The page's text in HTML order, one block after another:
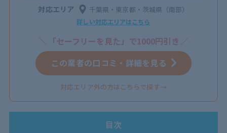
対応エリア 千葉県・東京都・茨城県（南部）
詳しい対応エリアはこちら
「セーフリーを見た」で1000円引き
この業者の口コミ・詳細を見る
対応エリア外の方はこちらで探す→
目次